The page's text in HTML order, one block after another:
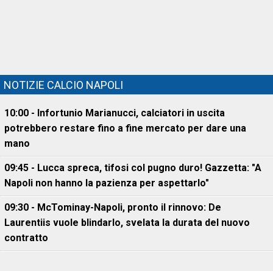
NOTIZIE CALCIO NAPOLI
10:00 - Infortunio Marianucci, calciatori in uscita
potrebbero restare fino a fine mercato per dare una
mano
09:45 - Lucca spreca, tifosi col pugno duro! Gazzetta: "A
Napoli non hanno la pazienza per aspettarlo"
09:30 - McTominay-Napoli, pronto il rinnovo: De
Laurentiis vuole blindarlo, svelata la durata del nuovo
contratto